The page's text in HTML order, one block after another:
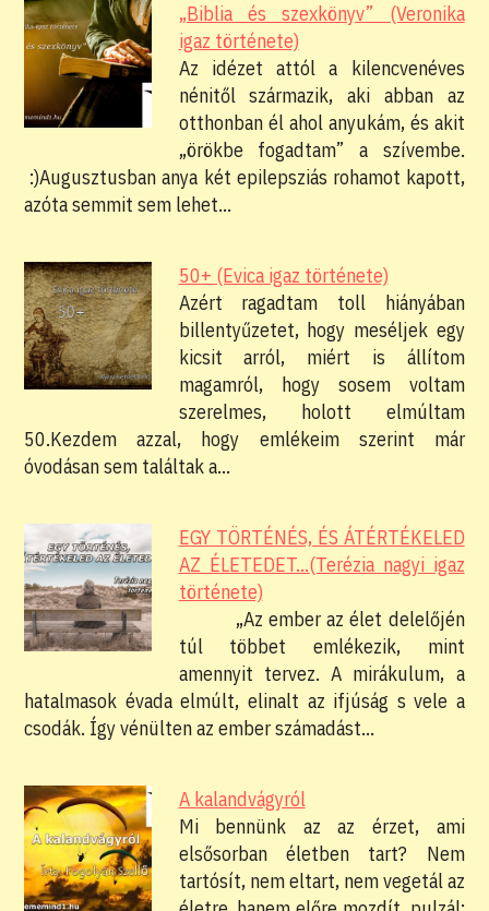
„Biblia és szexkönyv” (Veronika
igaz története)
Az idézet attól a kilencvenéves
nénitől származik, aki abban az
otthonban él ahol anyukám, és akit
„örökbe fogadtam” a szívembe.
:)Augusztusban anya két epilepsziás rohamot kapott,
azóta semmit sem lehet…
50+ (Evica igaz története)
Azért ragadtam toll hiányában
billentyűzetet, hogy meséljek egy
kicsit arról, miért is állítom
magamról, hogy sosem voltam
szerelmes, holott elmúltam
50.Kezdem azzal, hogy emlékeim szerint már
óvodásan sem találtak a…
EGY TÖRTÉNÉS, ÉS ÁTÉRTÉKELED
AZ ÉLETEDET...(Terézia nagyi igaz
története)
„Az ember az élet delelőjén
túl többet emlékezik, mint
amennyit tervez. A mirákulum, a
hatalmasok évada elmúlt, elinalt az ifjúság s vele a
csodák. Így vénülten az ember számadást…
A kalandvágyról
Mi bennünk az az érzet, ami
elsősorban életben tart? Nem
tartósít, nem eltart, nem vegetál az